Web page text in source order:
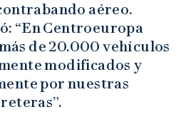
aéreo.
“En Centroeuropa
de 20.000 vehículos
modificados y
por nuestras